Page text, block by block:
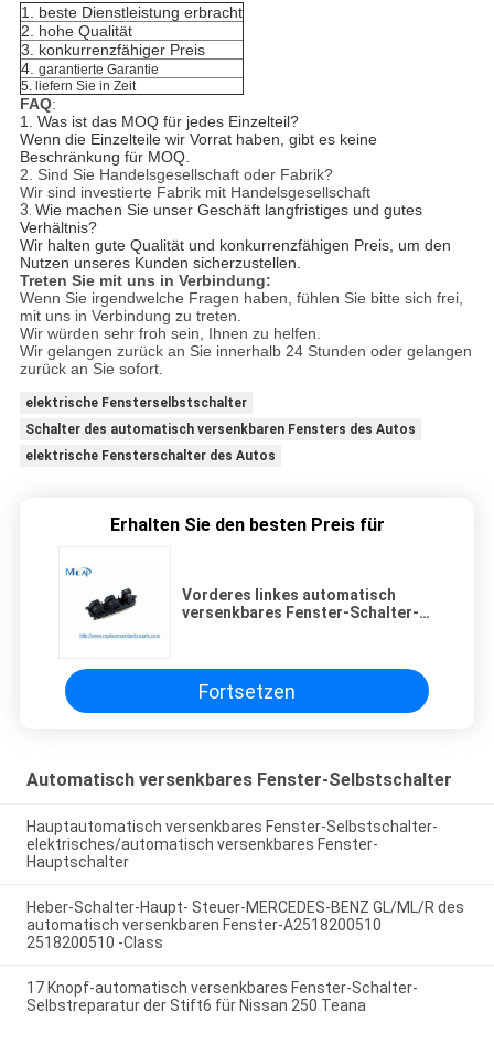
1. beste Dienstleistung erbracht
2. hohe Qualität
3. konkurrenzfähiger Preis
4. garantierte Garantie
5. liefern Sie in Zeit
FAQ:
1. Was ist das MOQ für jedes Einzelteil?
Wenn die Einzelteile wir Vorrat haben, gibt es keine
Beschränkung für MOQ.
2. Sind Sie Handelsgesellschaft oder Fabrik?
Wir sind investierte Fabrik mit Handelsgesellschaft
3. Wie machen Sie unser Geschäft langfristiges und gutes
Verhältnis?
Wir halten gute Qualität und konkurrenzfähigen Preis, um den
Nutzen unseres Kunden sicherzustellen.
Treten Sie mit uns in Verbindung:
Wenn Sie irgendwelche Fragen haben, fühlen Sie bitte sich frei,
mit uns in Verbindung zu treten.
Wir würden sehr froh sein, Ihnen zu helfen.
Wir gelangen zurück an Sie innerhalb 24 Stunden oder gelangen
zurück an Sie sofort.
elektrische Fensterselbstschalter
Schalter des automatisch versenkbaren Fensters des Autos
elektrische Fensterschalter des Autos
Erhalten Sie den besten Preis für
Vorderes linkes automatisch
versenkbares Fenster-Schalter-
Fortsetzen
Automatisch versenkbares Fenster-Selbstschalter
Hauptautomatisch versenkbares Fenster-Selbstschalter-
elektrisches/automatisch versenkbares Fenster-
Hauptschalter
Heber-Schalter-Haupt- Steuer-MERCEDES-BENZ GL/ML/R des
automatisch versenkbaren Fenster-A2518200510
2518200510 -Class
17 Knopf-automatisch versenkbares Fenster-Schalter-
Selbstreparatur der Stift6 für Nissan 250 Teana